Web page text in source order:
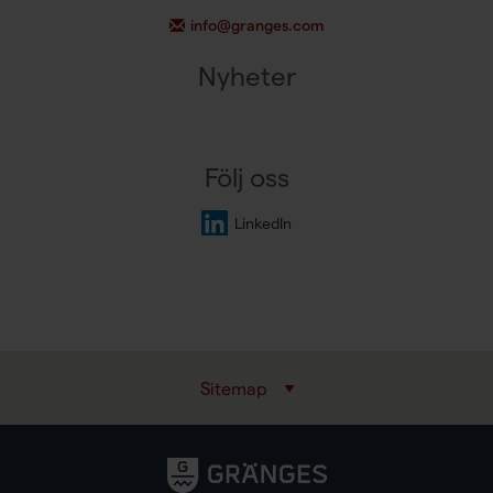
info@granges.com
Nyheter
Följ oss
LinkedIn
Sitemap